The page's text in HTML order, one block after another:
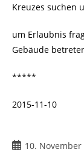
Kreuzes suchen
um Erlaubnis
Gebäude
*****
2015-11-10
Beitrag10. November